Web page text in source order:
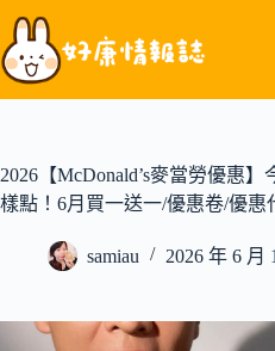
跳
至
主
要
2026【McDonald’s麥當勞優惠
樣點！6月買一送一/優惠卷/優惠
samiau 2026 年 6 月